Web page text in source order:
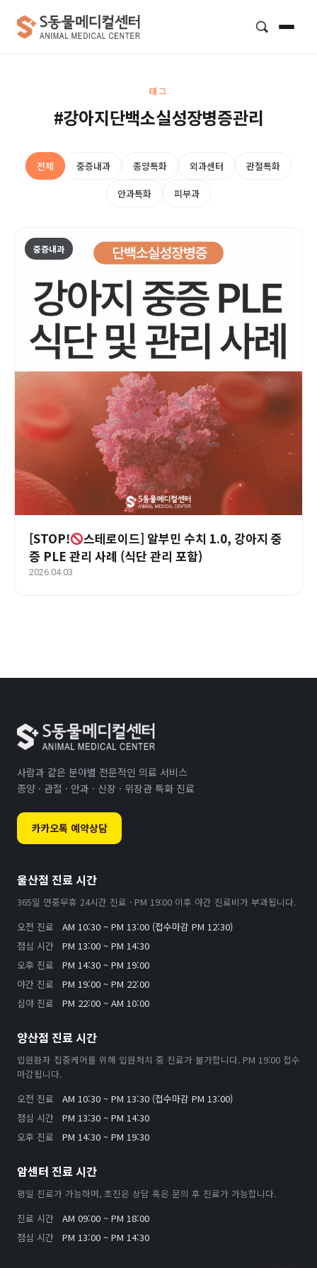
태그
#강아지단백소실성장병증관리
전체 중증내과 종양특화 외과센터 관절특화
안과특화 피부과
중증내과
[STOP!
스테로이드] 알부민 수치 1.0, 강아지 중
증 PLE 관리 사례 (식단 관리 포함)
2026.04.03
사람과 같은 분야별 전문적인 의료 서비스
종양 · 관절 · 안과 · 신장 · 위장관 특화 진료
카카오톡 예약상담
울산점 진료 시간
365일 연중무휴 24시간 진료 · PM 19:00 이후 야간 진료비가 부과됩니다.
오전 진료
AM 10:30 ~ PM 13:00 (접수마감 PM 12:30)
점심 시간
PM 13:00 ~ PM 14:30
오후 진료
PM 14:30 ~ PM 19:00
야간 진료
PM 19:00 ~ PM 22:00
심야 진료
PM 22:00 ~ AM 10:00
양산점 진료 시간
입원환자 집중케어를 위해 입원처치 중 진료가 불가합니다. PM 19:00 접수
마감됩니다.
오전 진료
AM 10:30 ~ PM 13:30 (접수마감 PM 13:00)
점심 시간
PM 13:30 ~ PM 14:30
오후 진료
PM 14:30 ~ PM 19:30
암센터 진료 시간
평일 진료가 가능하며, 초진은 상담 혹은 문의 후 진료가 가능합니다.
진료 시간
AM 09:00 ~ PM 18:00
점심 시간
PM 13:00 ~ PM 14:30